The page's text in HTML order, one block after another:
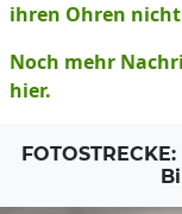
ihren Ohren nicht
Noch mehr
hier.